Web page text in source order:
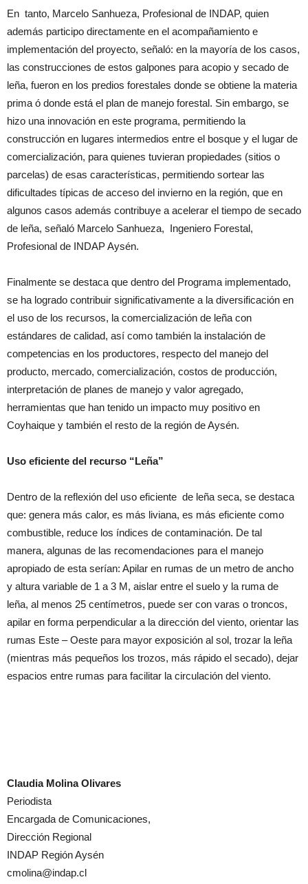
En tanto, Marcelo Sanhueza, Profesional de INDAP, quien
además participo directamente en el acompañamiento e
implementación del proyecto, señaló: en la mayoría de los casos,
las construcciones de estos galpones para acopio y secado de
leña, fueron en los predios forestales donde se obtiene la materia
prima ó donde está el plan de manejo forestal. Sin embargo, se
hizo una innovación en este programa, permitiendo la
construcción en lugares intermedios entre el bosque y el lugar de
comercialización, para quienes tuvieran propiedades (sitios o
parcelas) de esas características, permitiendo sortear las
dificultades típicas de acceso del invierno en la región, que en
algunos casos además contribuye a acelerar el tiempo de secado
de leña, señaló Marcelo Sanhueza, Ingeniero Forestal,
Profesional de INDAP Aysén.
Finalmente se destaca que dentro del Programa implementado,
se ha logrado contribuir significativamente a la diversificación en
el uso de los recursos, la comercialización de leña con
estándares de calidad, así como también la instalación de
competencias en los productores, respecto del manejo del
producto, mercado, comercialización, costos de producción,
interpretación de planes de manejo y valor agregado,
herramientas que han tenido un impacto muy positivo en
Coyhaique y también el resto de la región de Aysén.
Uso eficiente del recurso “Leña”
Dentro de la reflexión del uso eficiente de leña seca, se destaca
que: genera más calor, es más liviana, es más eficiente como
combustible, reduce los índices de contaminación. De tal
manera, algunas de las recomendaciones para el manejo
apropiado de esta serían: Apilar en rumas de un metro de ancho
y altura variable de 1 a 3 M, aislar entre el suelo y la ruma de
leña, al menos 25 centímetros, puede ser con varas o troncos,
apilar en forma perpendicular a la dirección del viento, orientar las
rumas Este – Oeste para mayor exposición al sol, trozar la leña
(mientras más pequeños los trozos, más rápido el secado), dejar
espacios entre rumas para facilitar la circulación del viento.
Claudia Molina Olivares
Periodista
Encargada de Comunicaciones,
Dirección Regional
INDAP Región Aysén
cmolina@indap.cl